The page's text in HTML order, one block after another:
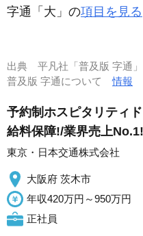
字通「大」の項目を見る
出典 平凡社「普及版 字通」
普及版 字通について情報
予約制ホスピタリティ
給料保障!/業界売上
東京・日本交通株式会社
大阪府 茨木市
年収420万円～950万円
正社員